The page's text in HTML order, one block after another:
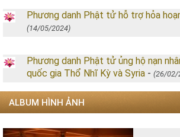
Phương danh Phật tử hỗ trợ hỏa
(14/05/2024)
Phương danh Phật tử ủng hộ nạn
quốc gia Thổ Nhĩ Kỳ và Syria - (26/02/
ALBUM HÌNH ẢNH